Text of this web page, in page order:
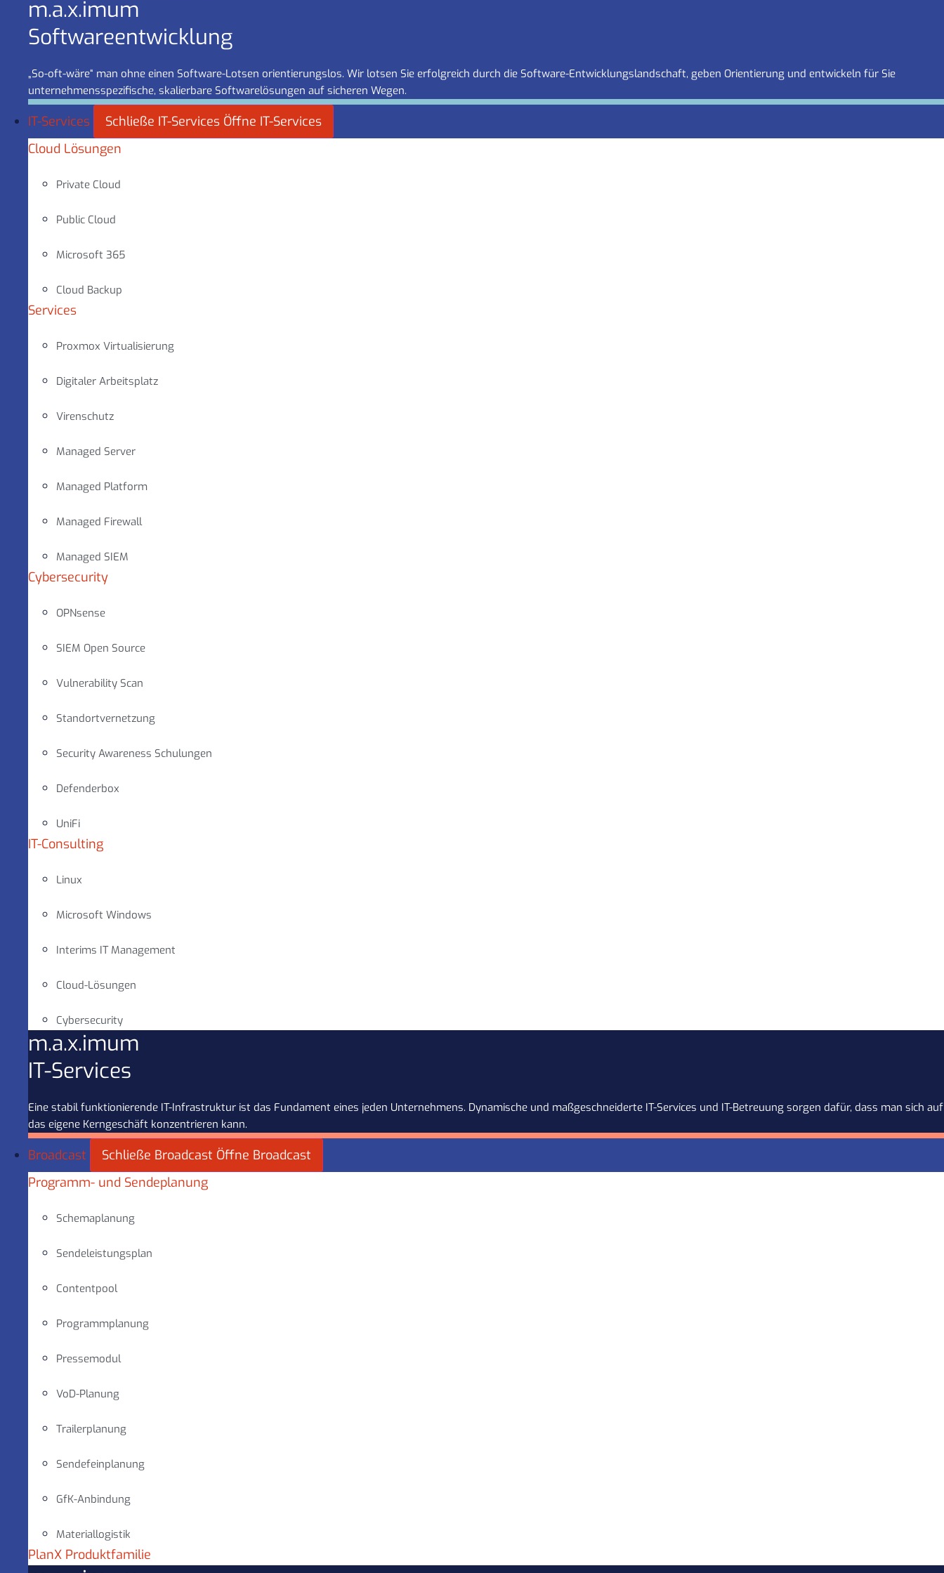
m.a.x.imum
Software­entwicklung
„So-oft-wäre“ man ohne einen Software-Lotsen orientierungslos. Wir lotsen Sie erfolgreich durch die Software-Entwicklungslandschaft, geben Orientierung und entwickeln für Sie
unternehmensspezifische, skalierbare Softwarelösungen auf sicheren Wegen.
IT-Services Schließe IT-Services Öffne IT-Services
Cloud Lösungen
Private Cloud
Public Cloud
Microsoft 365
Cloud Backup
Services
Proxmox Virtualisierung
Digitaler Arbeitsplatz
Virenschutz
Managed Server
Managed Platform
Managed Firewall
Managed SIEM
Cybersecurity
OPNsense
SIEM Open Source
Vulnerability Scan
Standortvernetzung
Security Awareness Schulungen
Defenderbox
UniFi
IT-Consulting
Linux
Microsoft Windows
Interims IT Management
Cloud-Lösungen
Cybersecurity
m.a.x.imum
IT-Services
Eine stabil funktionierende IT-Infrastruktur ist das Fundament eines jeden Unternehmens. Dynamische und maßgeschneiderte IT-Services und IT-Betreuung sorgen dafür, dass man sich auf
das eigene Kerngeschäft konzentrieren kann.
Broadcast Schließe Broadcast Öffne Broadcast
Programm- und Sendeplanung
Schemaplanung
Sendeleistungsplan
Contentpool
Programmplanung
Pressemodul
VoD-Planung
Trailerplanung
Sendefeinplanung
GfK-Anbindung
Materiallogistik
PlanX Produktfamilie